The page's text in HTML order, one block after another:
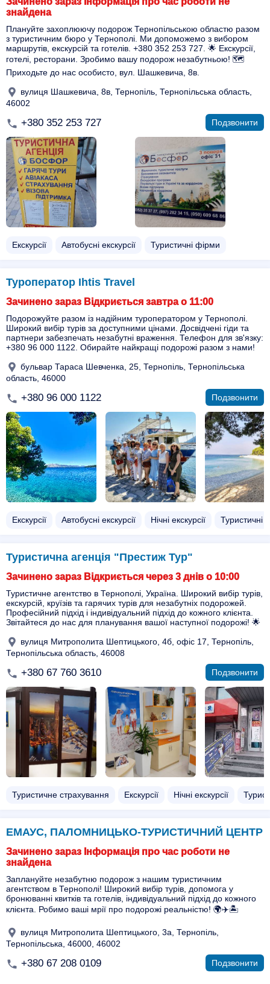
знайдена
Плануйте захоплюючу подорож Тернопільською областю разом
з туристичним бюро у Тернополі. Ми допоможемо з вибором
маршрутів, екскурсій та готелів. +380 352 253 727. 🌟 Екскурсії,
готелі, ресторани. Зробимо вашу подорож незабутньою! 🗺️
Приходьте до нас особисто, вул. Шашкевича, 8в.
вулиця Шашкевича, 8в, Тернопіль, Тернопільська область,
46002
+380 352 253 727 Подзвонити
Екскурсії Автобусні екскурсії Туристичні фірми
Туроператор Ihtis Travel
Зачинено зараз Відкриється завтра о 11:00
Подорожуйте разом із надійним туроператором у Тернополі.
Широкий вибір турів за доступними цінами. Досвідчені гіди та
партнери забезпечать незабутні враження. Телефон для зв'язку:
+380 96 000 1122. Обирайте найкращі подорожі разом з нами!
бульвар Тараса Шевченка, 25, Тернопіль, Тернопільська
область, 46000
+380 96 000 1122 Подзвонити
Екскурсії Автобусні екскурсії Нічні екскурсії Туристичні
Туристична агенція "Престиж Тур"
Зачинено зараз Відкриється через 3 днів о 10:00
Туристичне агентство в Тернополі, Україна. Широкий вибір турів,
екскурсій, круїзів та гарячих турів для незабутніх подорожей.
Професійний підхід і індивідуальний підхід до кожного клієнта.
Звітайтеся до нас для планування вашої наступної подорожі! 🌟
вулиця Митрополита Шептицького, 4б, офіс 17, Тернопіль,
Тернопільська область, 46008
+380 67 760 3610 Подзвонити
Туристичне страхування Екскурсії Нічні екскурсії
ЕМАУС, ПАЛОМНИЦЬКО-ТУРИСТИЧНИЙ ЦЕНТР
Зачинено зараз Інформація про час роботи не
знайдена
Заплануйте незабутню подорож з нашим туристичним
агентством в Тернополі! Широкий вибір турів, допомога у
бронюванні квитків та готелів, індивідуальний підхід до кожного
клієнта. Робимо ваші мрії про подорожі реальністю! 🌍✈️🏝️
вулиця Митрополита Шептицького, 3а, Тернопіль,
Тернопільська, 46000, 46002
+380 67 208 0109 Подзвонити